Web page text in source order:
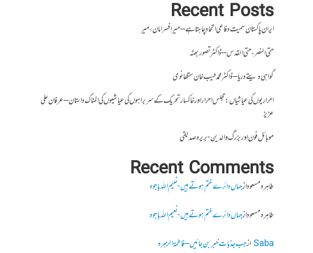
Recent Posts
ایران پاکستان سمیت دفاعی اتحاد چاہتا ہے – میر افسر امان،میر
حتی النصر ، حتی القدس – ڈاکٹر تصور بھٹہ
گواہی دیتے دریا – ڈاکٹر محمد طیب خان سنگھانوی
احراریوں کی عیاشیاں : مجلس احرار اور خاکسار تحریک کے سربراہوں کی عیاشیوں کی المناک داستان – عرفان علی
عزیز
موبائل فون اور بزرگ والدین- بریرہ صدیقی
Recent Comments
طاہرہ مسعودازجہاں دائرے ختم ہوتے ہیں- نعیم اللہ باجوہ
طاہرہ مسعودازجہاں دائرے ختم ہوتے ہیں- نعیم اللہ باجوہ
Sabaازجب جذبات خبر بن جائیں – فاطمۃالزہرہ